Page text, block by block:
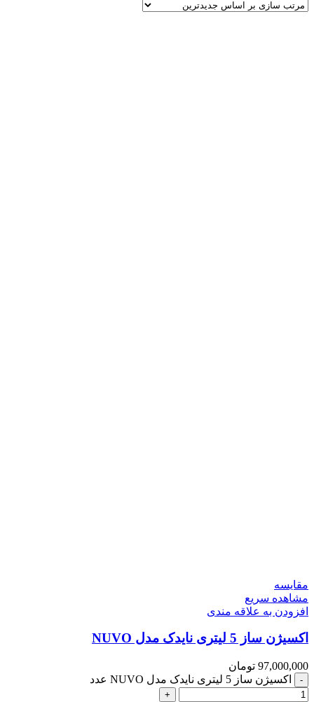
مقایسه
مشاهده سریع
افزودن به علاقه مندی
اکسیژن ساز 5 لیتری نایدک مدل NUVO
97,000,000 تومان
اکسیژن ساز 5 لیتری نایدک مدل NUVO عدد